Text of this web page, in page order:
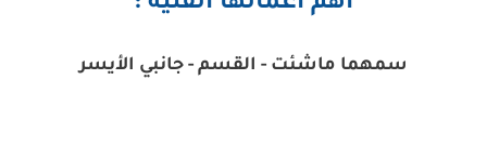
سمهما ماشئت - القسم - جانبي الأيسر